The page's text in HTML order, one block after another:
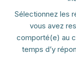
Sélectionnez les
vous avez
comporté(e) au
temps d’y